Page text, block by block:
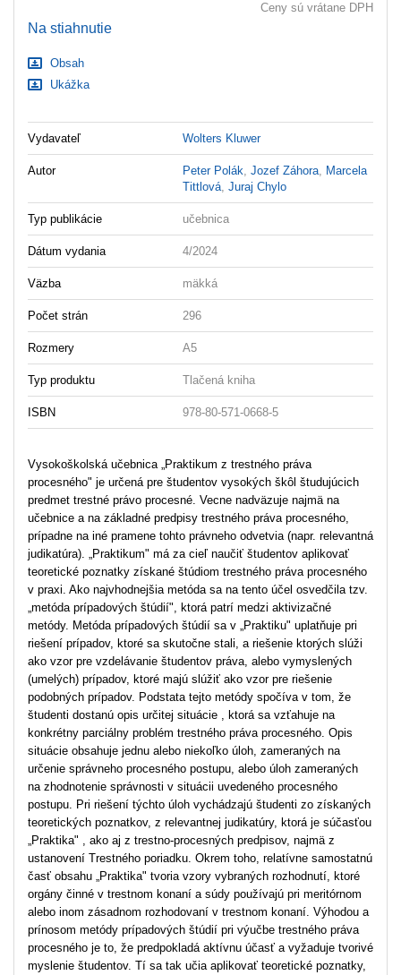
Ceny sú vrátane DPH
Na stiahnutie
Obsah
Ukážka
Vydavateľ Wolters Kluwer
Autor Peter Polák ,Jozef Záhora Marcela
Tittlová ,Juraj Chylo
Typ publikácie učebnica
Dátum vydania 4/2024
Väzba mäkká
Počet strán 296
Rozmery A5
Typ produktu Tlačená kniha
ISBN 978-80-571-0668-5
Vysokoškolská učebnica „Praktikum z trestného práva
procesného" je určená pre študentov vysokých škôl študujúcich
predmet trestné právo procesné. Vecne nadväzuje najmä na
učebnice a na základné predpisy trestného práva procesného,
prípadne na iné pramene tohto právneho odvetvia (napr. relevantná
judikatúra). „Praktikum" má za cieľ naučiť študentov aplikovať
teoretické poznatky získané štúdiom trestného práva procesného
v praxi. Ako najvhodnejšia metóda sa na tento účel osvedčila tzv.
„metóda prípadových štúdií", ktorá patrí medzi aktivizačné
metódy. Metóda prípadových štúdií sa v „Praktiku" uplatňuje pri
riešení prípadov, ktoré sa skutočne stali, a riešenie ktorých slúži
ako vzor pre vzdelávanie študentov práva, alebo vymyslených
(umelých) prípadov, ktoré majú slúžiť ako vzor pre riešenie
podobných prípadov. Podstata tejto metódy spočíva v tom, že
študenti dostanú opis určitej situácie , ktorá sa vzťahuje na
konkrétny parciálny problém trestného práva procesného. Opis
situácie obsahuje jednu alebo niekoľko úloh, zameraných na
určenie správneho procesného postupu, alebo úloh zameraných
na zhodnotenie správnosti v situácii uvedeného procesného
postupu. Pri riešení týchto úloh vychádzajú študenti zo získaných
teoretických poznatkov, z relevantnej judikatúry, ktorá je súčasťou
„Praktika" , ako aj z trestno-procesných predpisov, najmä z
ustanovení Trestného poriadku. Okrem toho, relatívne samostatnú
časť obsahu „Praktika" tvoria vzory vybraných rozhodnutí, ktoré
orgány činné v trestnom konaní a súdy používajú pri meritórnom
alebo inom zásadnom rozhodovaní v trestnom konaní. Výhodou a
prínosom metódy prípadových štúdií pri výučbe trestného práva
procesného je to, že predpokladá aktívnu účasť a vyžaduje tvorivé
myslenie študentov. Tí sa tak učia aplikovať teoretické poznatky,